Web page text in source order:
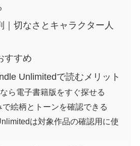
｜切なさとキャラクター人
すすめ
Unlimitedで読むメリット
ら電子書籍版をすぐ探せる
で絵柄とトーンを確認できる
は対象作品の確認用に使